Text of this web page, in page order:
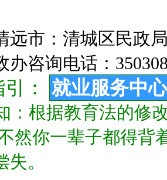
远市：清城区民政
办咨询电话：
： 就业服务中心
：根据教育法的修
然你一辈子都得背
。